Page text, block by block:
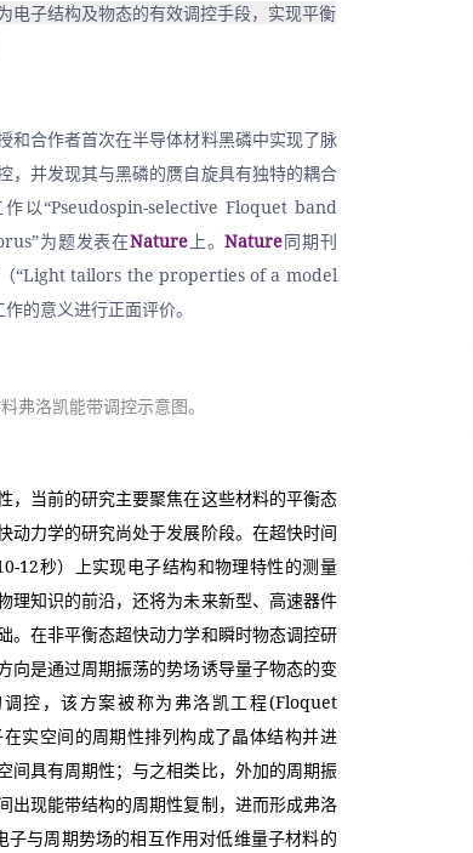
电子结构及物态的有效调控手段，实现平衡
和合作者首次在半导体材料黑磷中实现了脉
，并发现其与黑磷的赝自旋具有独特的耦合
以“Pseudospin-selective Floquet band
为题发表在Nature 上。Nature同期刊
（“Light tailors the properties of a model
的意义进行正面评价。
弗洛凯能带调控示意图。
，当前的研究主要聚焦在这些材料的平衡态
动力学的研究尚处于发展阶段。在超快时间
12秒）上实现电子结构和物理特性的测量
理知识的前沿，还将为未来新型、高速器件
。在非平衡态超快动力学和瞬时物态调控研
向是通过周期振荡的势场诱导量子物态的变
控，该方案被称为弗洛凯工程(Floquet
实空间的周期性排列构成了晶体结构并进
间具有周期性；与之相类比，外加的周期振
出现能带结构的周期性复制，进而形成弗洛
子与周期势场的相互作用对低维量子材料的